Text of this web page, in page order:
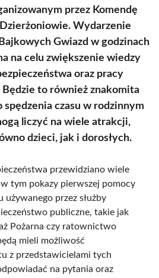
przez Komendę
Wydarzenie
Gwiazd w godzinach
na celu zwiększenie wiedzy
oraz pracy
Będzie to również znakomita
czasu w rodzinnym
liczyć na wiele atrakcji,
dzieci, jak i dorosłych.
przewidziano wiele
tym pokazy pierwszej pomocy
używanego przez służby
publiczne, takie jak
Pożarna czy ratownictwo
mieli możliwość
z przedstawicielami tych
na pytania oraz